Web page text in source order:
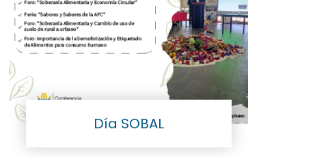
Día SOBAL